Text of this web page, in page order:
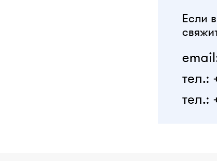
Если
тел.:
тел.: